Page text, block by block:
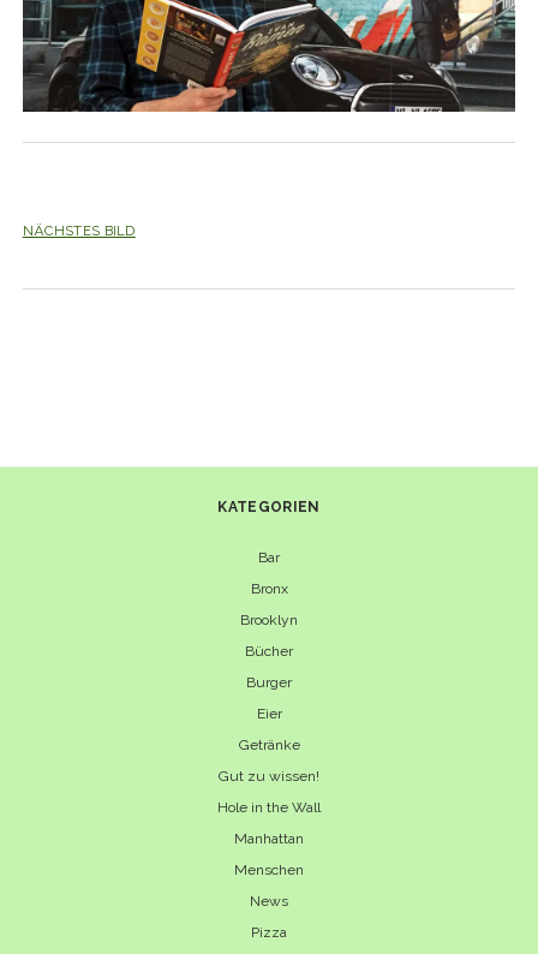
NÄCHSTES BILD
KATEGORIEN
Bar
Bronx
Brooklyn
Bücher
Burger
Eier
Getränke
Gut zu wissen!
Hole in the Wall
Manhattan
Menschen
News
Pizza